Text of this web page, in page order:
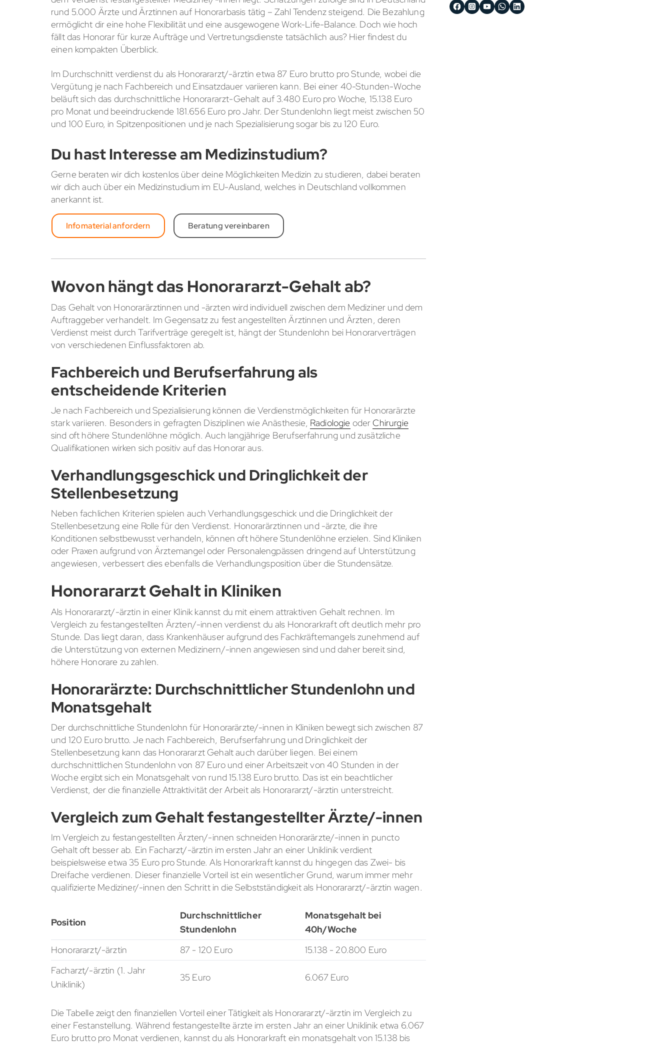
rund 5.000 Ärzte und Ärztinnen auf Honorarbasis tätig – Zahl Tendenz steigend. Die Bezahlung
ermöglicht dir eine hohe Flexibilität und eine ausgewogene Work-Life-Balance. Doch wie hoch
fällt das Honorar für kurze Aufträge und Vertretungsdienste tatsächlich aus? Hier findest du
einen kompakten Überblick.
Im Durchschnitt verdienst du als Honorararzt/-ärztin etwa 87 Euro brutto pro Stunde, wobei die
Vergütung je nach Fachbereich und Einsatzdauer variieren kann. Bei einer 40-Stunden-Woche
beläuft sich das durchschnittliche Honorararzt-Gehalt auf 3.480 Euro pro Woche, 15.138 Euro
pro Monat und beeindruckende 181.656 Euro pro Jahr. Der Stundenlohn liegt meist zwischen 50
und 100 Euro, in Spitzenpositionen und je nach Spezialisierung sogar bis zu 120 Euro.
Du hast Interesse am Medizinstudium?
Gerne beraten wir dich kostenlos über deine Möglichkeiten Medizin zu studieren, dabei beraten
wir dich auch über ein Medizinstudium im EU-Ausland, welches in Deutschland vollkommen
anerkannt ist.
Infomaterial anfordern Beratung vereinbaren
Wovon hängt das Honorararzt-Gehalt ab?
Das Gehalt von Honorarärztinnen und -ärzten wird individuell zwischen dem Mediziner und dem
Auftraggeber verhandelt. Im Gegensatz zu fest angestellten Ärztinnen und Ärzten, deren
Verdienst meist durch Tarifverträge geregelt ist, hängt der Stundenlohn bei Honorarverträgen
von verschiedenen Einflussfaktoren ab.
Fachbereich und Berufserfahrung als
entscheidende Kriterien
Je nach Fachbereich und Spezialisierung können die Verdienstmöglichkeiten für Honorarärzte
stark variieren. Besonders in gefragten Disziplinen wie Anästhesie, Radiologie oderChirurgie
sind oft höhere Stundenlöhne möglich. Auch langjährige Berufserfahrung und zusätzliche
Qualifikationen wirken sich positiv auf das Honorar aus.
Verhandlungsgeschick und Dringlichkeit der
Stellenbesetzung
Neben fachlichen Kriterien spielen auch Verhandlungsgeschick und die Dringlichkeit der
Stellenbesetzung eine Rolle für den Verdienst. Honorarärztinnen und -ärzte, die ihre
Konditionen selbstbewusst verhandeln, können oft höhere Stundenlöhne erzielen. Sind Kliniken
oder Praxen aufgrund von Ärztemangel oder Personalengpässen dringend auf Unterstützung
angewiesen, verbessert dies ebenfalls die Verhandlungsposition über die Stundensätze.
Honorararzt Gehalt in Kliniken
Als Honorararzt/-ärztin in einer Klinik kannst du mit einem attraktiven Gehalt rechnen. Im
Vergleich zu festangestellten Ärzten/-innen verdienst du als Honorarkraft oft deutlich mehr pro
Stunde. Das liegt daran, dass Krankenhäuser aufgrund des Fachkräftemangels zunehmend auf
die Unterstützung von externen Medizinern/-innen angewiesen sind und daher bereit sind,
höhere Honorare zu zahlen.
Honorarärzte: Durchschnittlicher Stundenlohn und
Monatsgehalt
Der durchschnittliche Stundenlohn für Honorarärzte/-innen in Kliniken bewegt sich zwischen 87
und 120 Euro brutto. Je nach Fachbereich, Berufserfahrung und Dringlichkeit der
Stellenbesetzung kann das Honorararzt Gehalt auch darüber liegen. Bei einem
durchschnittlichen Stundenlohn von 87 Euro und einer Arbeitszeit von 40 Stunden in der
Woche ergibt sich ein Monatsgehalt von rund 15.138 Euro brutto. Das ist ein beachtlicher
Verdienst, der die finanzielle Attraktivität der Arbeit als Honorararzt/-ärztin unterstreicht.
Vergleich zum Gehalt festangestellter Ärzte/-innen
Im Vergleich zu festangestellten Ärzten/-innen schneiden Honorarärzte/-innen in puncto
Gehalt oft besser ab. Ein Facharzt/-ärztin im ersten Jahr an einer Uniklinik verdient
beispielsweise etwa 35 Euro pro Stunde. Als Honorarkraft kannst du hingegen das Zwei- bis
Dreifache verdienen. Dieser finanzielle Vorteil ist ein wesentlicher Grund, warum immer mehr
qualifizierte Mediziner/-innen den Schritt in die Selbstständigkeit als Honorararzt/-ärztin wagen.
Position
Durchschnittlicher
Stundenlohn
Monatsgehalt bei
40h/Woche
Honorararzt/-ärztin
87 - 120 Euro
15.138 - 20.800 Euro
Facharzt/-ärztin (1. Jahr
Uniklinik)
35 Euro 6.067 Euro
Die Tabelle zeigt den finanziellen Vorteil einer Tätigkeit als Honorararzt/-ärztin im Vergleich zu
einer Festanstellung. Während festangestellte ärzte im ersten Jahr an einer Uniklinik etwa 6.067
Euro brutto pro Monat verdienen, kannst du als Honorarkraft ein monatsgehalt von 15.138 bis